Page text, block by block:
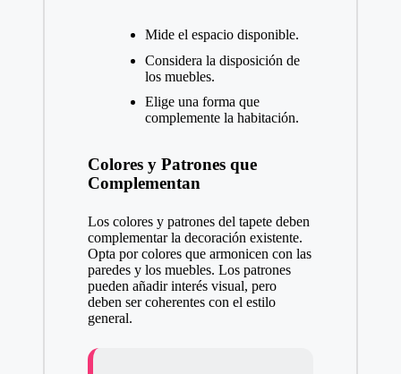
Mide el espacio disponible.
Considera la disposición de
los muebles.
Elige una forma que
complemente la habitación.
Colores y Patrones que
Complementan
Los colores y patrones del tapete deben
complementar la decoración existente.
Opta por colores que armonicen con las
paredes y los muebles. Los patrones
pueden añadir interés visual, pero
deben ser coherentes con el estilo
general.